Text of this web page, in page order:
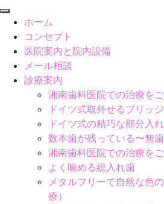
ホーム
コンセプト
医院案内と院内設備
メール相談
診療案内
湘南歯科医院での治療を
ドイツ式取外せるブリッジ
ドイツ式の精巧な部分入
数本歯が残っている〜無
湘南歯科医院での治療を
よく噛める総入れ歯
メタルフリーで自然な色
療）